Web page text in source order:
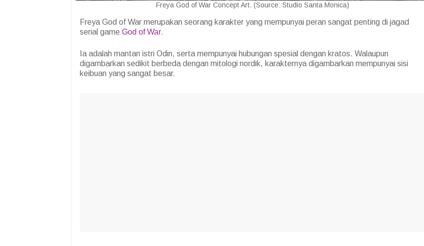
Freya God of War Concept Art. (Source: Studio Santa Monica)
Freya God of War merupakan seorang karakter yang mempunyai peran sangat penting di jagad
serial game God of War.
Ia adalah mantan istri Odin, serta mempunyai hubungan spesial dengan kratos. Walaupun
digambarkan sedikit berbeda dengan mitologi nordik, karakternya digambarkan mempunyai sisi
keibuan yang sangat besar.